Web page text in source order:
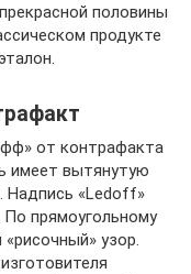
половины
продукте
от контрафакта
имеет вытянутую
Надпись «Ledoff»
По прямоугольному
узор.